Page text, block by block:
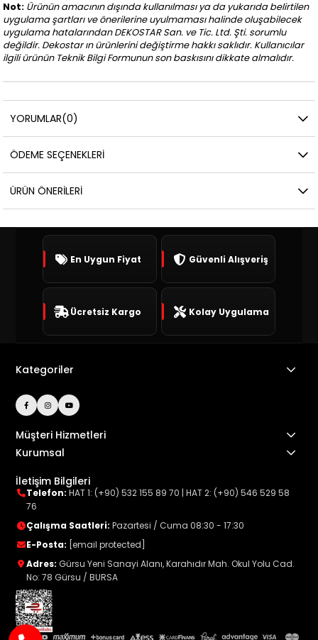
Not: Ürünün amacının dışında kullanılması ya da yukarıda belirtilen
uygulama şartları ve önerilerine uyulmaması halinde oluşabilecek
uygulama hatalarından DEKOSTAR San. ve Tic. Ltd. Şti. sorumlu
değildir. Dekostar ın ürünlerini değiştirme hakkı saklıdır. Kullanıcılar
ilgili ürünün Teknik Bilgi Formunun son baskısını dikkate almalıdır.
YORUMLAR(0)
ÖDEME SEÇENEKLERI
ÜRÜN ÖNERILERI
En Uygun Fiyat Güvenli Alışveriş
Ücretsiz Kargo Kolay Uygulama
Kategoriler
Müşteri Hizmetleri
Kurumsal
İletişim Bilgileri
Telefon: HAT 1: (+90) 532 155 89 70 |HAT 2: (+90) 546 529 58
76
Çalışma Saatleri: Pazartesi / Cuma 08:30 - 17:30
E-Posta: [email protected]
Adres: Gürsu Yeni Sanayi Alanı, Karahıdır Mah. Okul Yolu Cad.
No: 78 Gürsu / BURSA